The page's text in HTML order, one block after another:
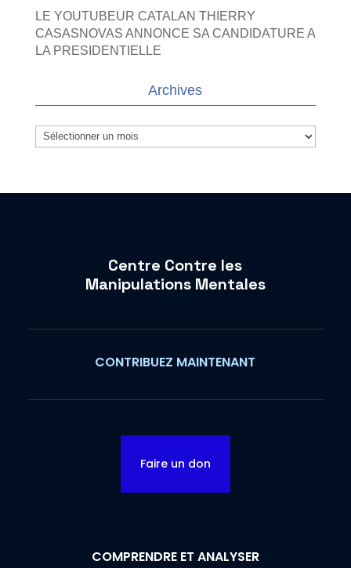
LE YOUTUBEUR CATALAN THIERRY
CASASNOVAS ANNONCE SA CANDIDATURE A
LA PRESIDENTIELLE
Archives
Archives
Centre Contre les
Manipulations Mentales
CONTRIBUEZ MAINTENANT
Faire un don
COMPRENDRE ET ANALYSER